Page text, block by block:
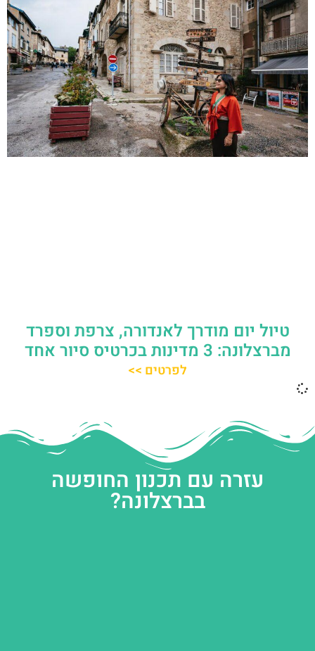
טיול יום מודרך לאנדורה, צרפת וספרד
מברצלונה: 3 מדינות בכרטיס סיור אחד
לפרטים >>
עזרה עם תכנון החופשה
בברצלונה?